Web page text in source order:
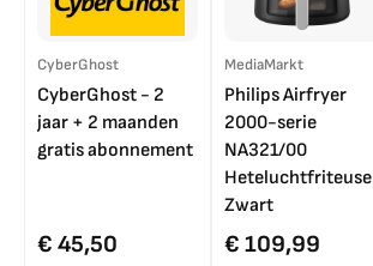
CyberGhost
CyberGhost - 2
jaar + 2 maanden
gratis abonnement
€ 45,50
MediaMarkt
Philips Airfryer
2000-serie
NA321/00
Heteluchtfriteuse
Zwart
€ 109,99